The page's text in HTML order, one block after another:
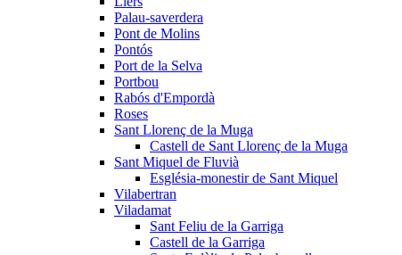
Palau-saverdera
Pont de Molins
Pontós
Port de la Selva
Portbou
Rabós d'Empordà
Roses
Sant Llorenç de la Muga
Castell de Sant Llorenç de la Muga
Sant Miquel de Fluvià
Església-monestir de Sant Miquel
Vilabertran
Viladamat
Sant Feliu de la Garriga
Castell de la Garriga